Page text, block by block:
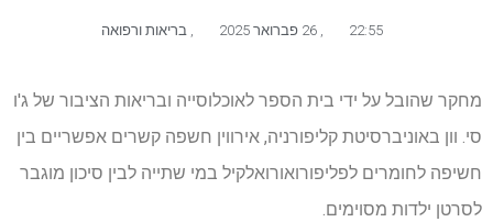
22:55 בריאות ורפואה
מחקר שהובל על ידי בית הספר לאוכלוסייה ובריאות הציבור של ג'ו
סי. וון באוניברסיטת קליפורניה, אירווין חשפה קשרים אפשריים בין
חשיפה לחומרים לפליפורואורואלקיל במי שתייה לבין סיכון מוגבר
לסרטן ילדות מסוימים.